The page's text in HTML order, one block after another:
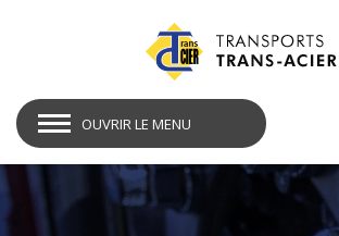
OUVRIR LE MENU